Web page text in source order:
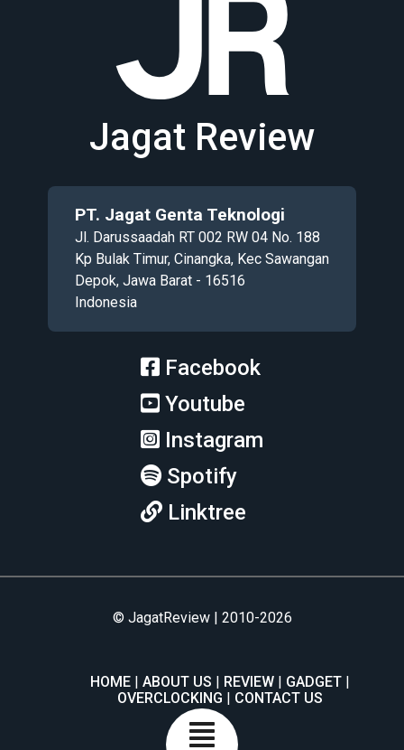
Jagat Review
PT. Jagat Genta Teknologi
Jl. Darussaadah RT 002 RW 04 No. 188
Kp Bulak Timur, Cinangka, Kec Sawangan
Depok, Jawa Barat - 16516
Indonesia
Facebook
Youtube
Instagram
Spotify
Linktree
© JagatReview | 2010-2026
HOME ABOUT US REVIEW
GADGET
OVERCLOCKING
CONTACT US